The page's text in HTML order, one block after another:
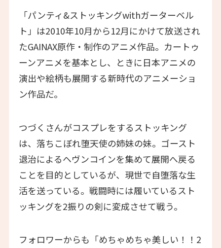
「パンティ&ストッキングwithガーターベル
ト」は2010年10月から12月にかけて放送され
たGAINAX原作・制作のアニメ作品。カートゥ
ーンアニメを基本とし、ときに日本アニメの
演出や絵柄も展開する新時代のアニメーショ
ン作品だ。
つづくさんがコスプレをするストッキング
は、落ちこぼれ堕天使の姉妹の妹。ゴースト
退治によるヘヴンコインを集めて展開へ戻る
ことを目的としているが、現世で自堕落な生
活を送っている。戦闘時には履いているスト
ッキングを2振りの剣に変成させて戦う。
フォロワーからも「めちゃめちゃ美しい！！2